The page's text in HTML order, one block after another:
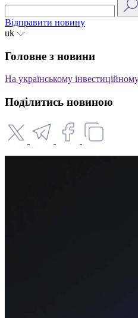
Відправити новину
uk
Головне з новини
На українському
Поділитись новиною